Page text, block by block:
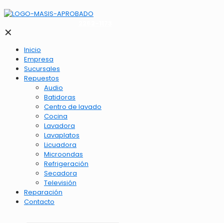
✕
Inicio
Empresa
Sucursales
Repuestos
Audio
Batidoras
Centro de lavado
Cocina
Lavadora
Lavaplatos
Licuadora
Microondas
Refrigeración
Secadora
Televisión
Reparación
Contacto